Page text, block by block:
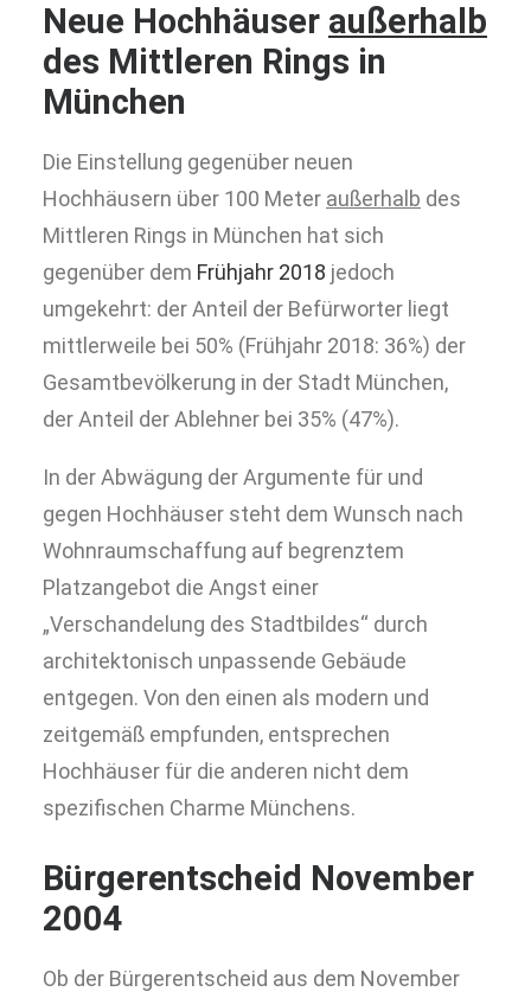
Neue Hochhäuser außerhalb
des Mittleren Rings in
München
Die Einstellung gegenüber neuen
Hochhäusern über 100 Meter außerhalb des
Mittleren Rings in München hat sich
gegenüber dem Frühjahr 2018 jedoch
umgekehrt: der Anteil der Befürworter liegt
mittlerweile bei 50% (Frühjahr 2018: 36%) der
Gesamtbevölkerung in der Stadt München,
der Anteil der Ablehner bei 35% (47%).
In der Abwägung der Argumente für und
gegen Hochhäuser steht dem Wunsch nach
Wohnraumschaffung auf begrenztem
Platzangebot die Angst einer
„Verschandelung des Stadtbildes“ durch
architektonisch unpassende Gebäude
entgegen. Von den einen als modern und
zeitgemäß empfunden, entsprechen
Hochhäuser für die anderen nicht dem
spezifischen Charme Münchens.
Bürgerentscheid November
2004
Ob der Bürgerentscheid aus dem November